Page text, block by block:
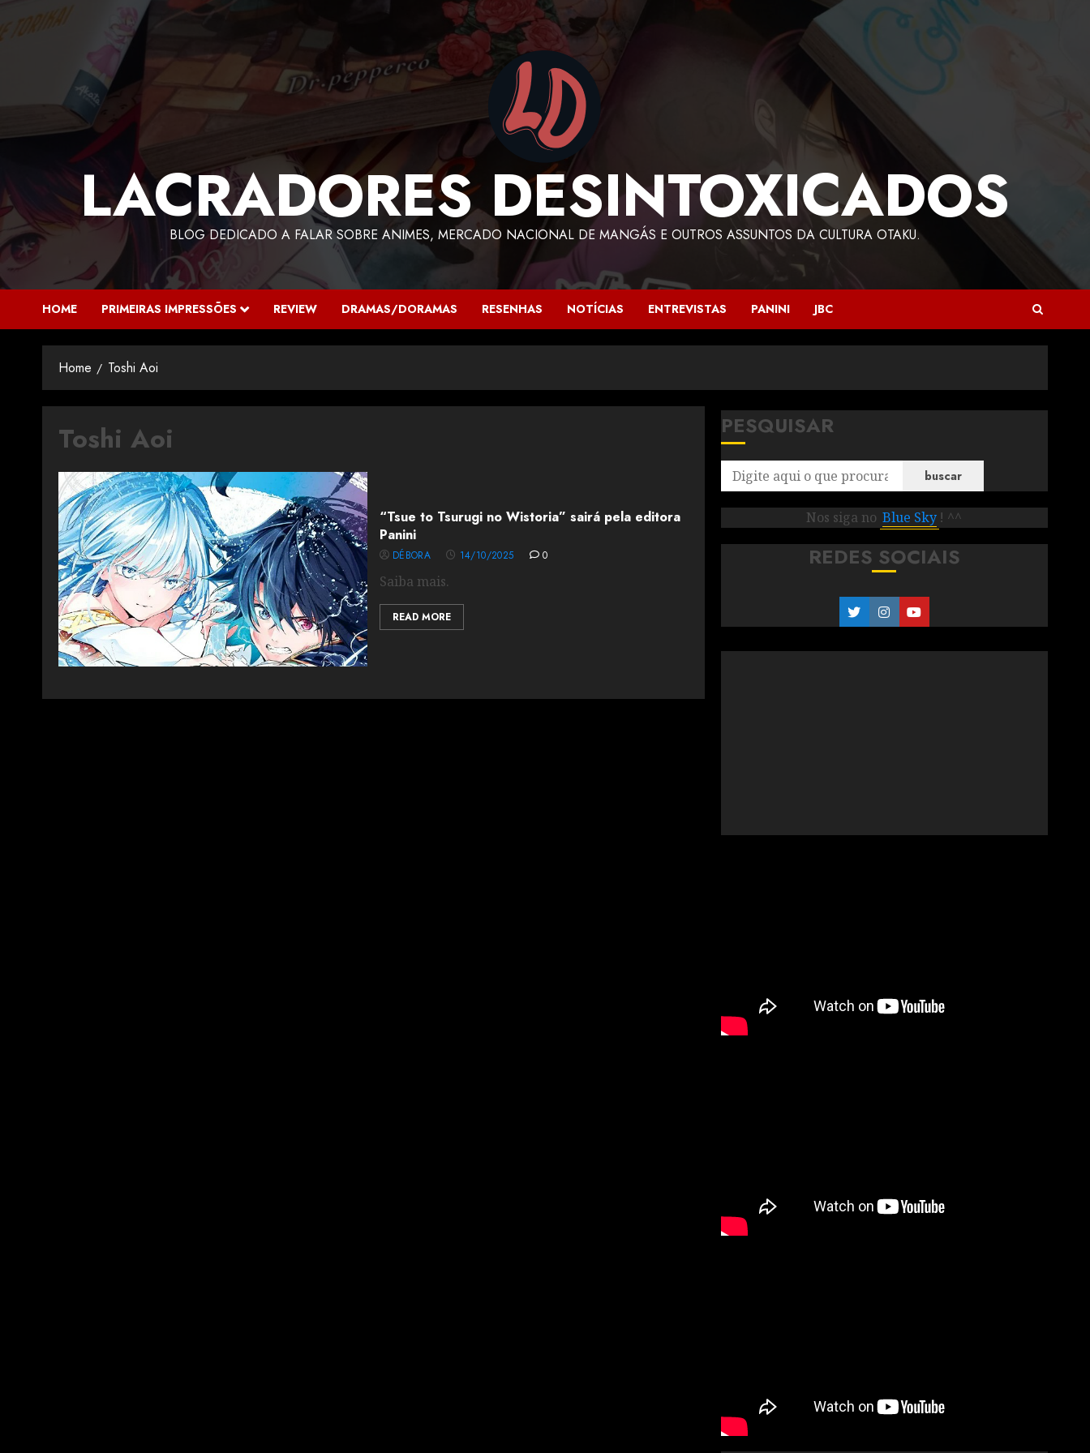
LACRADORES DESINTOXICADOS
BLOG DEDICADO A FALAR SOBRE ANIMES, MERCADO NACIONAL DE MANGÁS E OUTROS ASSUNTOS DA CULTURA OTAKU.
HOME PRIMEIRAS IMPRESSÕES REVIEW DRAMAS/DORAMAS RESENHAS NOTÍCIAS ENTREVISTAS PANINI JBC
Home Toshi Aoi
Toshi Aoi
“Tsue to Tsurugi no Wistoria” sairá pela editora
Panini
DÉBORA 14/10/2025 0
Saiba mais.
READ MORE
PESQUISAR
buscar
Nos siga no Blue Sky ! ^^
REDES SOCIAIS